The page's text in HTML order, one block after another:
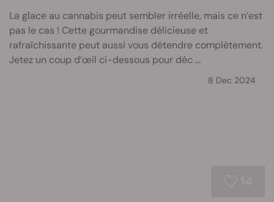
La glace au cannabis peut sembler irréelle, mais ce n’est
pas le cas ! Cette gourmandise délicieuse et
rafraîchissante peut aussi vous détendre complètement.
Jetez un coup d’œil ci-dessous pour déc ...
8 Dec 2024